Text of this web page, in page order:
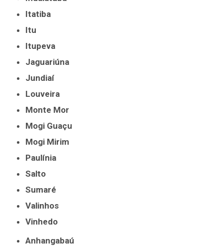
Itatiba
Itu
Itupeva
Jaguariúna
Jundiaí
Louveira
Monte Mor
Mogi Guaçu
Mogi Mirim
Paulínia
Salto
Sumaré
Valinhos
Vinhedo
Anhangabaú